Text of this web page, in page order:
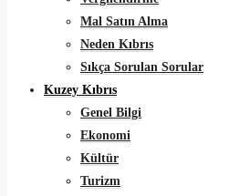
Mal Satın Alma
Neden Kıbrıs
Sıkça Sorulan Sorular
Kuzey Kıbrıs
Genel Bilgi
Ekonomi
Kültür
Turizm